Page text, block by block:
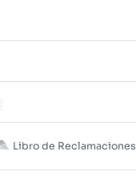
Libro de Reclamaciones